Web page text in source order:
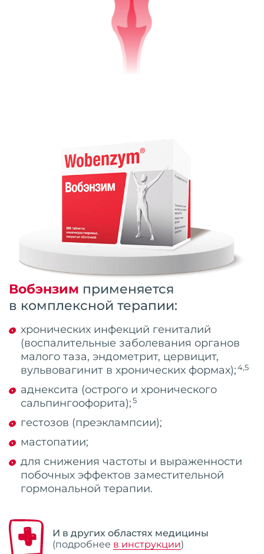
Вобэнзим применяется
в комплексной терапии:
хронических инфекций гениталий
(воспалительные заболевания органов
малого таза, эндометрит, цервицит,
вульвовагинит в хронических формах) 4,5
;
аднексита (острого и хронического
сальпингоофорита) 5
;
гестозов (преэклампсии);
мастопатии;
для снижения частоты и выраженности
побочных эффектов заместительной
гормональной терапии.
И в других областях медицины
(подробнее в инструкции)